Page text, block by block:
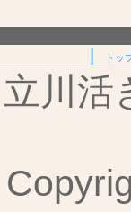
トッ
立川活